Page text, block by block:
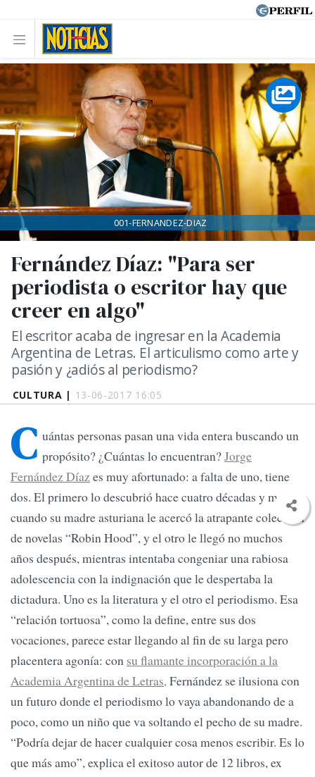
CULTURA | 13-06-2017 16:05
Fernández Díaz: "Para ser
periodista o escritor hay que
creer en algo"
El escritor acaba de ingresar en la Academia
Argentina de Letras. El articulismo como arte y
pasión y ¿adiós al periodismo?
001-FERNANDEZ-DIAZ
C uántas personas pasan una vida entera buscando un
propósito? ¿Cuántas lo encuentran?Jorge
Fernández Díazes muy afortunado: a falta de uno, tiene
dos. El primero lo descubrió hace cuatro décadas y media,
cuando su madre asturiana le acercó la atrapante colección
de novelas “Robin Hood”, y el otro le llegó no muchos
años después, mientras intentaba congeniar una rabiosa
adolescencia con la indignación que le despertaba la
dictadura. Uno es la literatura y el otro el periodismo. Esa
“relación tortuosa”, como la define, entre sus dos
vocaciones, parece estar llegando al fin de su larga pero
placentera agonía: con su flamante incorporación a la
Academia Argentina de Letras,Fernández se ilusiona con
un futuro donde el periodismo lo vaya abandonando de a
poco, como un niño que va soltando el pecho de su madre.
“Podría dejar de hacer cualquier cosa menos escribir. Es lo
que más amo”, explica el exitoso autor de 12 libros, ex